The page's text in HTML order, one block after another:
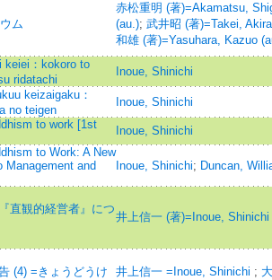
ム
赤松重明 (著)=Akamatsu,
(au.); 武井昭 (著)=Takei,
和雄 (著)=Yasuhara, Kazuo
keiei：kokoro to
ridatachi
Inoue, Shinichi
keizaigaku：
no teigen
Inoue, Shinichi
to work [1st
Inoue, Shinichi
to Work: A New
Management and
Inoue, Shinichi; Duncan,
直観的経営者』につ
井上信一 (著)=Inoue, Shinichi
(4) =きょうどうけ
井上信一 =Inoue, Shinichi ;